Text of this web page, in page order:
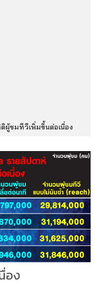
ผู้ชมทีวีเพิ่มขึ้นต่อเนื่อง
อง